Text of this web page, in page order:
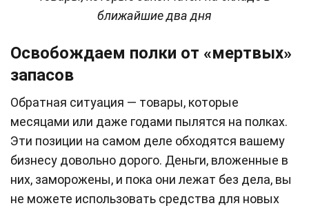
ближайшие два дня
Освобождаем полки от «мертвых»
запасов
Обратная ситуация — товары, которые
месяцами или даже годами пылятся на полках.
Эти позиции на самом деле обходятся вашему
бизнесу довольно дорого. Деньги, вложенные в
них, заморожены, и пока они лежат без дела, вы
не можете использовать средства для новых